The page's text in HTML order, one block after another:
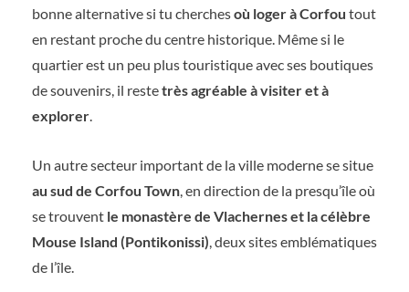
bonne alternative si tu cherchesoù loger à Corfou tout
en restant proche du centre historique. Même si le
quartier est un peu plus touristique avec ses boutiques
de souvenirs, il restetrès agréable à visiter et à
explorer.
Un autre secteur important de la ville moderne se situe
au sud de Corfou Town, en direction de la presqu’île où
se trouvent le monastère de Vlachernes et la célèbre
Mouse Island (Pontikonissi), deux sites emblématiques
de l’île.